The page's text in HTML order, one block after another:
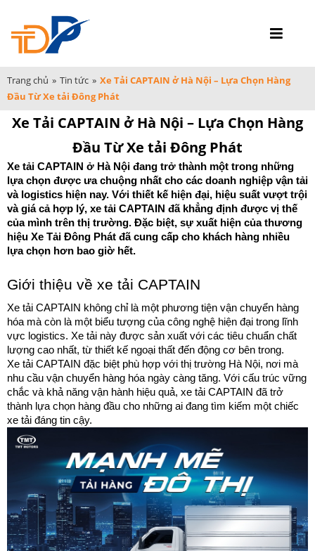
Trang chủ » Tin tức » Xe Tải CAPTAIN ở Hà Nội – Lựa Chọn Hàng
Đầu Từ Xe tải Đông Phát
Xe Tải CAPTAIN ở Hà Nội – Lựa Chọn Hàng
Đầu Từ Xe tải Đông Phát
Xe tải CAPTAIN ở Hà Nội đang trở thành một trong những
lựa chọn được ưa chuộng nhất cho các doanh nghiệp vận tải
và logistics hiện nay. Với thiết kế hiện đại, hiệu suất vượt trội
và giá cả hợp lý, xe tải CAPTAIN đã khẳng định được vị thế
của mình trên thị trường. Đặc biệt, sự xuất hiện của thương
hiệu Xe Tải Đông Phát đã cung cấp cho khách hàng nhiều
lựa chọn hơn bao giờ hết.
Giới thiệu về xe tải CAPTAIN
Xe tải CAPTAIN không chỉ là một phương tiện vận chuyển hàng
hóa mà còn là một biểu tượng của công nghệ hiện đại trong lĩnh
vực logistics. Xe tải này được sản xuất với các tiêu chuẩn chất
lượng cao nhất, từ thiết kế ngoại thất đến động cơ bên trong.
Xe tải CAPTAIN đặc biệt phù hợp với thị trường Hà Nội, nơi mà
nhu cầu vận chuyển hàng hóa ngày càng tăng. Với cấu trúc vững
chắc và khả năng vận hành hiệu quả, xe tải CAPTAIN đã trở
thành lựa chọn hàng đầu cho những ai đang tìm kiếm một chiếc
xe tải đáng tin cậy.